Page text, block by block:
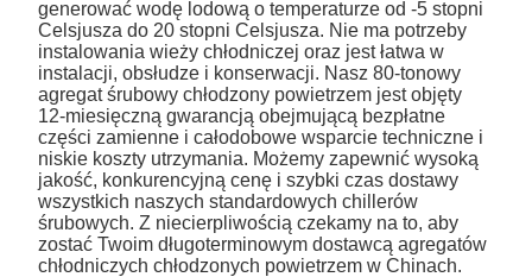
generować wodę lodową o temperaturze od -5 stopni
Celsjusza do 20 stopni Celsjusza. Nie ma potrzeby
instalowania wieży chłodniczej oraz jest łatwa w
instalacji, obsłudze i konserwacji. Nasz 80-tonowy
agregat śrubowy chłodzony powietrzem jest objęty
12-miesięczną gwarancją obejmującą bezpłatne
części zamienne i całodobowe wsparcie techniczne i
niskie koszty utrzymania. Możemy zapewnić wysoką
jakość, konkurencyjną cenę i szybki czas dostawy
wszystkich naszych standardowych chillerów
śrubowych. Z niecierpliwością czekamy na to, aby
zostać Twoim długoterminowym dostawcą agregatów
chłodniczych chłodzonych powietrzem w Chinach.